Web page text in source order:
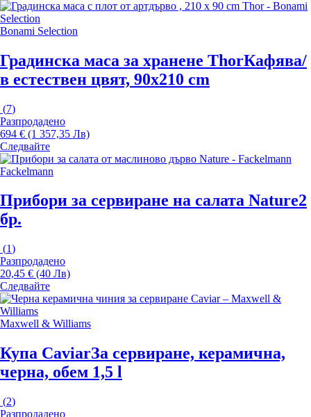
Bonami Selection
Градинска маса за хранене ThorКафява/
в естествен цвят, 90x210 cm
(7)
Разпродадено
694 € (1 357,35 Лв)
Следвайте
Fackelmann
Прибори за сервиране на салата Nature2
бр.
(1)
Разпродадено
20,45 € (40 Лв)
Следвайте
Maxwell & Williams
Купа CaviarЗа сервиране, керамична,
черна, обем 1,5 l
(2)
Разпродадено